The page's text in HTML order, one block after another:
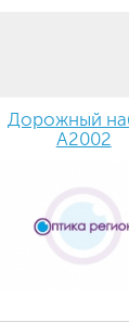
Дорожный
А2002